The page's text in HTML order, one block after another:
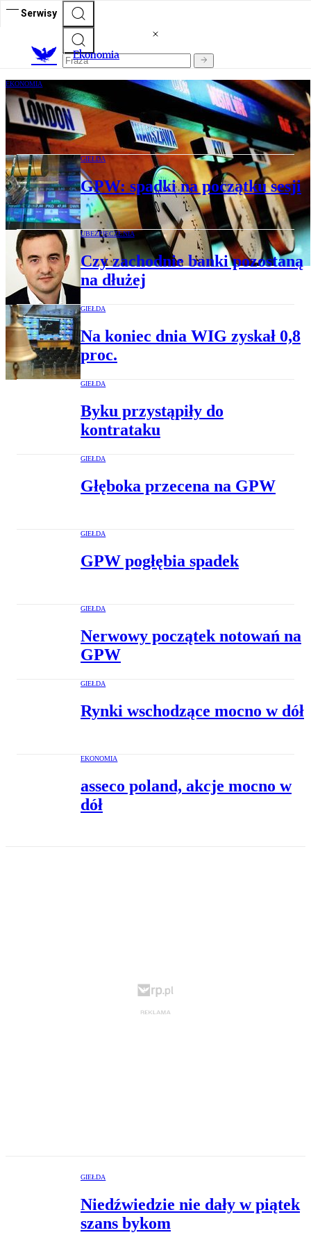
Serwisy
Ekonomia
EKONOMIA
Mniejsze spółki w niełasce
GIEŁDA
GPW: spadki na początku sesji
UBEZPIECZENIA
Czy zachodnie banki pozostaną
na dłużej
GIEŁDA
Na koniec dnia WIG zyskał 0,8
proc.
GIEŁDA
Byku przystąpiły do
kontrataku
GIEŁDA
Głęboka przecena na GPW
GIEŁDA
GPW pogłębia spadek
GIEŁDA
Nerwowy początek notowań na
GPW
GIEŁDA
Rynki wschodzące mocno w dół
EKONOMIA
asseco poland, akcje mocno w
dół
GIEŁDA
Niedźwiedzie nie dały w piątek
szans bykom